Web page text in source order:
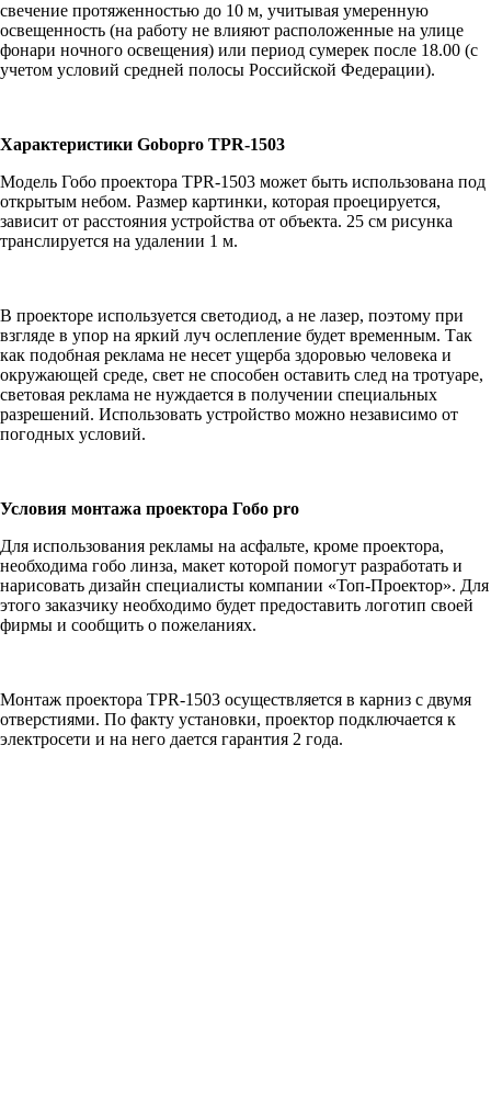
свечение протяженностью до 10 м, учитывая умеренную
освещенность (на работу не влияют расположенные на улице
фонари ночного освещения) или период сумерек после 18.00 (с
учетом условий средней полосы Российской Федерации).
Характеристики Gobopro TPR-1503
Модель Гобо проектора TPR-1503 может быть использована под
открытым небом. Размер картинки, которая проецируется,
зависит от расстояния устройства от объекта. 25 см рисунка
транслируется на удалении 1 м.
В проекторе используется светодиод, а не лазер, поэтому при
взгляде в упор на яркий луч ослепление будет временным. Так
как подобная реклама не несет ущерба здоровью человека и
окружающей среде, свет не способен оставить след на тротуаре,
световая реклама не нуждается в получении специальных
разрешений. Использовать устройство можно независимо от
погодных условий.
Условия монтажа проектора Гобо pro
Для использования рекламы на асфальте, кроме проектора,
необходима гобо линза, макет которой помогут разработать и
нарисовать дизайн специалисты компании «Топ-Проектор». Для
этого заказчику необходимо будет предоставить логотип своей
фирмы и сообщить о пожеланиях.
Монтаж проектора TPR-1503 осуществляется в карниз с двумя
отверстиями. По факту установки, проектор подключается к
электросети и на него дается гарантия 2 года.